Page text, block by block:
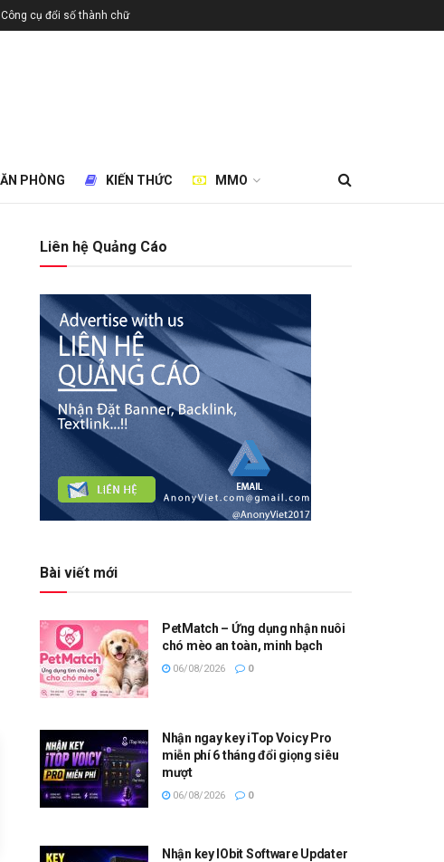
Công cụ đổi số thành chữ
PHÒNG KIẾN THỨC MMO
Liên hệ Quảng Cáo
Bài viết mới
PetMatch – Ứng dụng nhận nuôi
chó mèo an toàn, minh bạch
06/08/2026 0
Nhận ngay key iTop Voicy Pro
miễn phí 6 tháng đổi giọng siêu
mượt
06/08/2026 0
Nhận key IObit Software Updater